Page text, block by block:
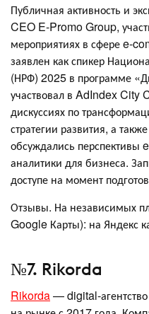
Публичная активность и
CEO E-Promo Group,
мероприятиях в сфере e-
заявлен как спикер
(НРФ) 2025 в программе
участвовал в AdIndex
дискуссиях по
стратегии развития, а
обсуждались перспективы
аналитики для бизнеса.
доступе на момент
Отзывы. На независимых
Google Карты): на Яндекс
№7. Rikorda
Rikorda— digital-агентство